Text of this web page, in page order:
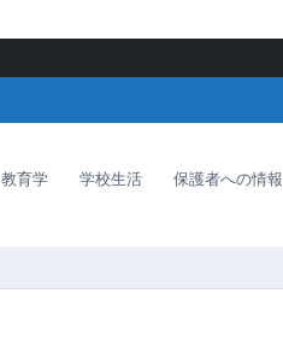
教育学 学校生活 保護者への情報